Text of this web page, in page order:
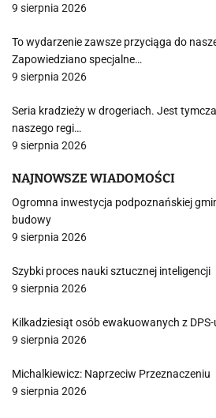
9 sierpnia 2026
To wydarzenie zawsze przyciąga do
Zapowiedziano specjalne…
9 sierpnia 2026
Seria kradzieży w drogeriach. Jest
naszego regi…
9 sierpnia 2026
NAJNOWSZE WIADOMOŚCI
Ogromna inwestycja podpoznańskiej
budowy
9 sierpnia 2026
Szybki proces nauki sztucznej inteligencji
9 sierpnia 2026
Kilkadziesiąt osób ewakuowanych z
9 sierpnia 2026
Michalkiewicz: Naprzeciw Przeznaczeniu
9 sierpnia 2026